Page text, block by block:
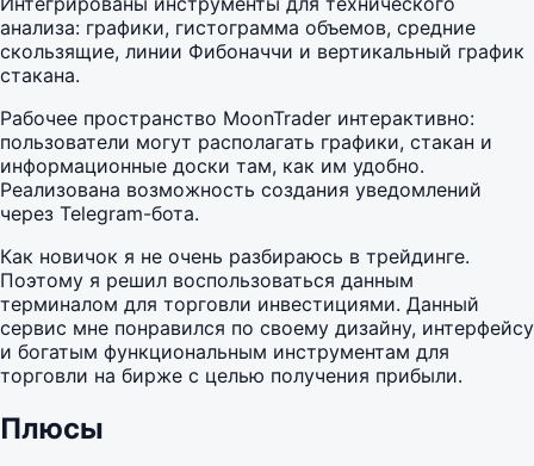
анализа: графики, гистограмма объемов, средние
скользящие, линии Фибоначчи и вертикальный график
стакана.
Рабочее пространство MoonTrader интерактивно:
пользователи могут располагать графики, стакан и
информационные доски там, как им удобно.
Реализована возможность создания уведомлений
через Telegram-бота.
Как новичок я не очень разбираюсь в трейдинге.
Поэтому я решил воспользоваться данным
терминалом для торговли инвестициями. Данный
сервис мне понравился по своему дизайну, интерфейсу
и богатым функциональным инструментам для
торговли на бирже с целью получения прибыли.
Плюсы